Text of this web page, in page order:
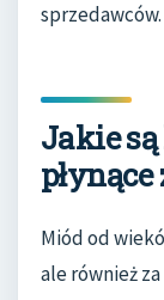
sprzedawców.
Jakie
Miód od
ale również